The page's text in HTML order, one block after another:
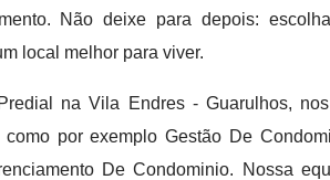
Não deixe para depois:
local melhor para viver.
na Vila Endres - Guarulhos,
por exemplo Gestão De
De Condominio. Nossa